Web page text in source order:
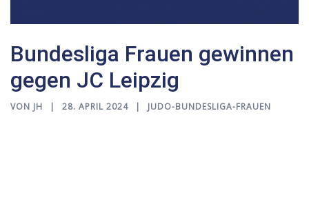
Bundesliga Frauen gewinnen
gegen JC Leipzig
VON JH 28. APRIL 2024 JUDO-BUNDESLIGA-FRAUEN